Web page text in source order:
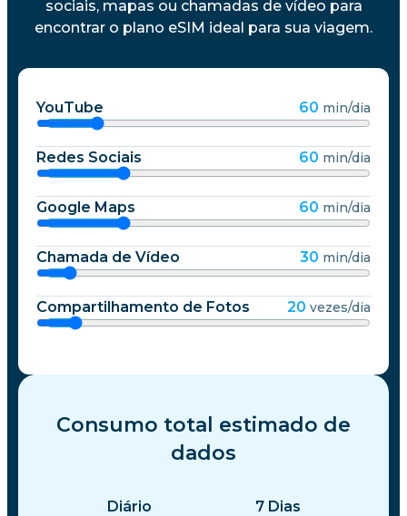
sociais, mapas ou chamadas de vídeo para
encontrar o plano eSIM ideal para sua viagem.
YouTube 60 min/dia
Redes Sociais 60 min/dia
Google Maps 60 min/dia
Chamada de Vídeo 30 min/dia
Compartilhamento de Fotos 20 vezes/dia
Consumo total estimado de
dados
Diário 7 Dias